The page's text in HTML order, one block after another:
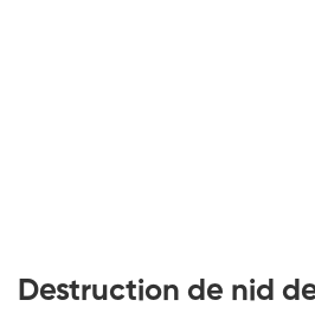
Destruction de nid